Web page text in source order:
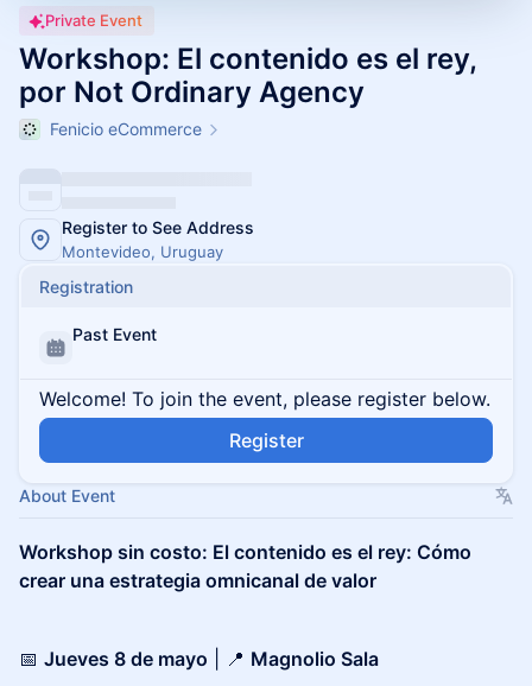
Private Event
Workshop: El contenido es el rey,
por Not Ordinary Agency
Fenicio eCommerce
Register to See Address
Montevideo, Uruguay
Registration
Past Event
Welcome! To join the event, please register below.
Register
About Event
Workshop sin costo: El contenido es el rey: Cómo
crear una estrategia omnicanal de valor
📅 Jueves 8 de mayo | 📍 Magnolio Sala